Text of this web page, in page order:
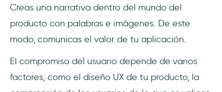
Creas una narrativa dentro del mundo del
producto con palabras e imágenes. De este
modo, comunicas el valor de tu aplicación.
El compromiso del usuario depende de varios
factores, como el diseño UX de tu producto, la